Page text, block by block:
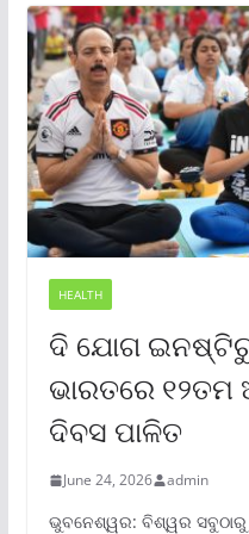
HEALTH
ଦି ଯୋଗ
ଭାରତରେ ୧୨ତମ
ଦିବସ ପାଳିତ
June 24, 2026 admin
ଭୁବନେଶ୍ୱର: ବିଶ୍ୱର